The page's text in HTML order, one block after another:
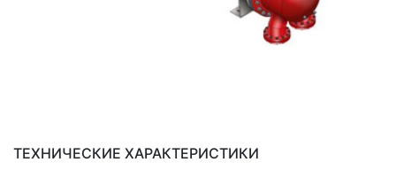
ТЕХНИЧЕСКИЕ ХАРАКТЕРИСТИКИ